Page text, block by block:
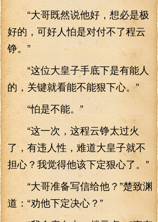
“大哥既然说他好，想必是极
好的，可好人怕是对付不了程云
铮。”
“这位大皇子手底下是有能人
的，关键就看能不能狠下心。”
“怕是不能。”
“这一次，这程云铮太过火
了，有违人性，难道大皇子就不
担心？我觉得他该下定狠心了。”
“大哥准备写信给他？”楚致渊
道：“劝他下定决心？”